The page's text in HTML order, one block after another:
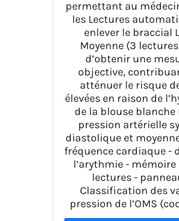
permettant au
les Lectures
enlever le braccial
Moyenne (3
d’obtenir une
objective,
atténuer le risque
élevées en raison de
de la blouse blanche
pression artérielle
diastolique et
fréquence cardiaque -
l’arythmie - mémoire
lectures -
Classification des
pression de l’OMS